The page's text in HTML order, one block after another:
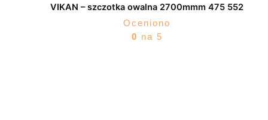
VIKAN – szczotka owalna 2700mmm 475 552
Oceniono
0 na 5